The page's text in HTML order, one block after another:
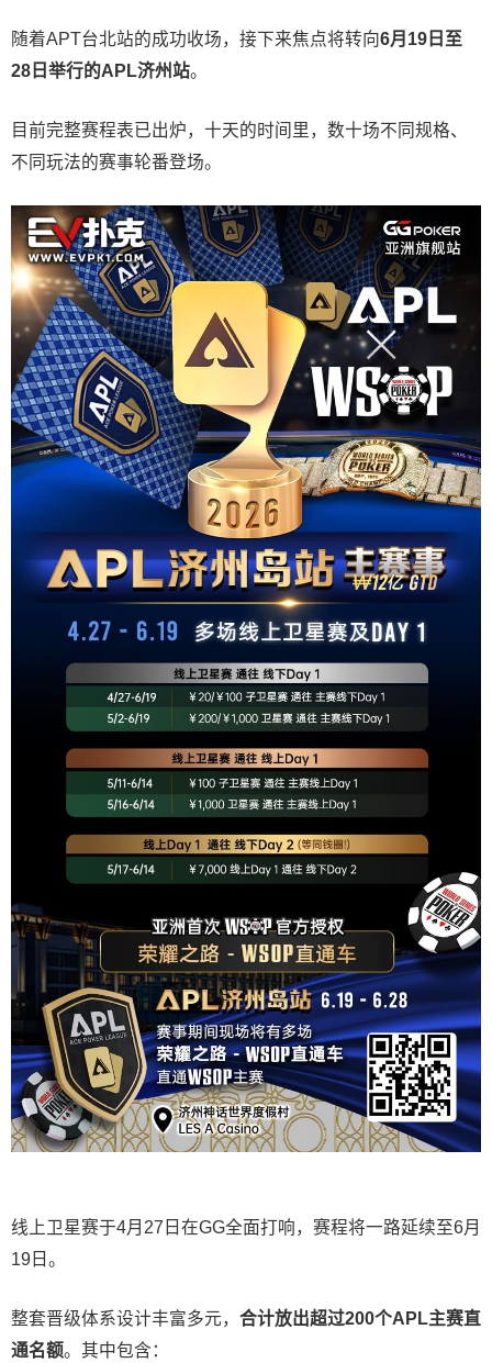
随着APT台北站的成功收场，接下来焦点将转向6月 19 日至
28 日举行的APL济州站。
目前完整赛程表已出炉，十天的时间里，数十场不同规格、
不同玩法的赛事轮番登场。
线上卫星赛于4月27日在GG全面打响，赛程将一路延续至6月
19日。
整套晋级体系设计丰富多元， 合计放出超过200个APL主赛直
通名额。其中包含：